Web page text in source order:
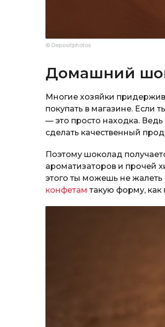
© Depositphotos
Домашний
Многие хозяйки
покупать в магазине.
— это просто находка.
сделать качественный
Поэтому шоколад
ароматизаторов и прочей
этого ты можешь не
конфетам такую форму,